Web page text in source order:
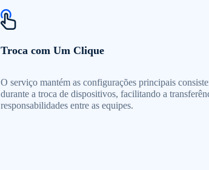
Troca com Um Clique
O serviço mantém as configurações principais
durante a troca de dispositivos, facilitando a
responsabilidades entre as equipes.